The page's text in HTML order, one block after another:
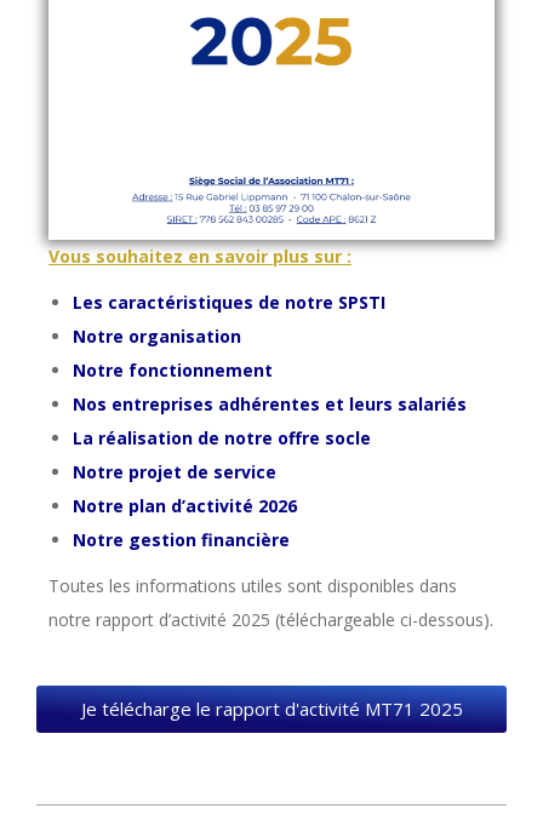
Vous souhaitez en savoir plus sur :
Les caractéristiques de notre SPSTI
Notre organisation
Notre fonctionnement
Nos entreprises adhérentes et leurs salariés
La réalisation de notre offre socle
Notre projet de service
Notre plan d’activité 2026
Notre gestion financière
Toutes les informations utiles sont disponibles dans
notre rapport d’activité 2025 (téléchargeable ci-dessous).
Je télécharge le rapport d'activité MT71 2025